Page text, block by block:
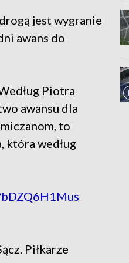
jest wygranie
awans do
Piotra
awansu dla
to
która według
Piłkarze